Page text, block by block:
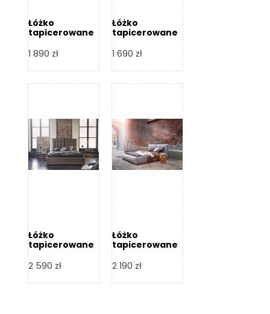
Łóżko
tapicerowane
Design
1 890 zł
Łóżko
tapicerowane
Design
1 690 zł
Łóżko
tapicerowane
Design
2 590 zł
Łóżko
tapicerowane
Design
2 190 zł